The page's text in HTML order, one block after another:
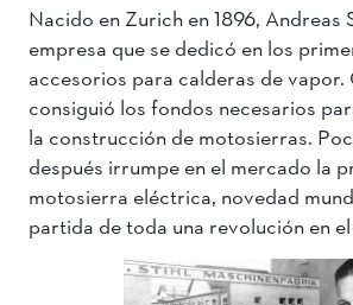
Nacido en Zurich en 1896, Andreas
empresa que se dedicó en los
accesorios para calderas de vapor.
consiguió los fondos necesarios
la construcción de motosierras.
después irrumpe en el mercado la
motosierra eléctrica, novedad
partida de toda una revolución en